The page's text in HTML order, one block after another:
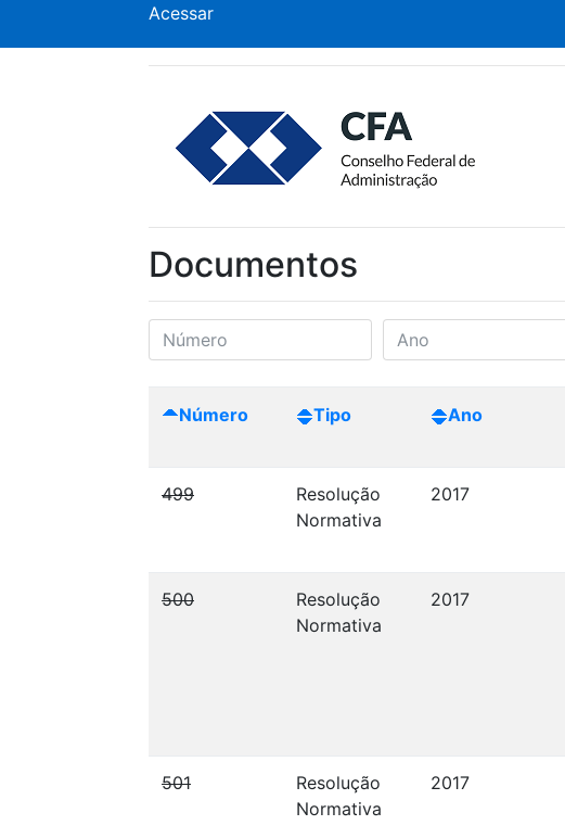
Acessar
Documentos
Número Tipo Ano
499
Resolução
Normativa
2017
500
Resolução
Normativa
2017
501
Resolução
Normativa
2017